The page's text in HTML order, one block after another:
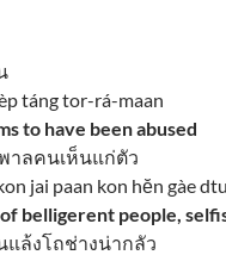
táng tor-rá-maan
to have been abused
าลคนเห็นแก่ตัว
jai paan kon hĕn gàe
belligerent people,
ล้งโถช่างน่ากลัว